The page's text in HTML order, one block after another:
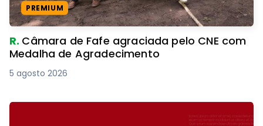
PREMIUM
R. Câmara de Fafe agraciada pelo CNE com
Medalha de Agradecimento
5 agosto 2026